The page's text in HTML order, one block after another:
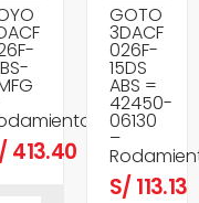
413.40
GOTO
3DACF
026F-
15DS
ABS =
42450-
06130
–
S/ 113.13